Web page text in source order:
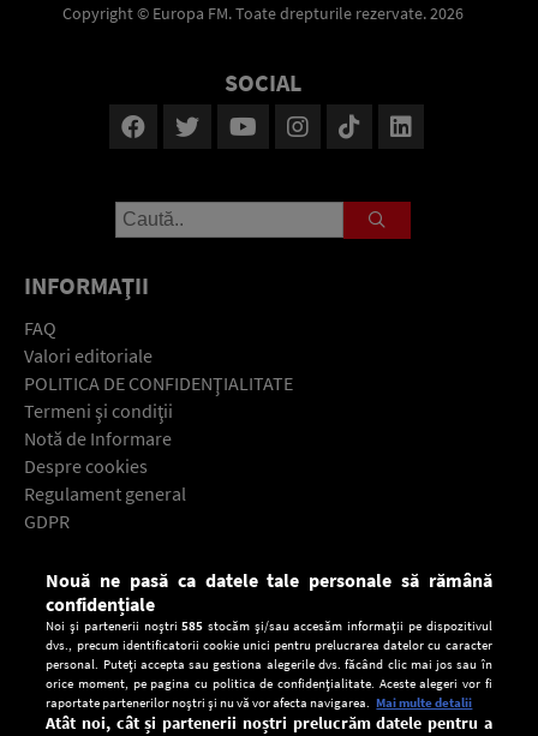
Copyright © Europa FM. Toate drepturile rezervate. 2026
SOCIAL
INFORMAŢII
FAQ
Valori editoriale
POLITICA DE CONFIDENŢIALITATE
Termeni şi condiţii
Notă de Informare
Despre cookies
Regulament general
GDPR
Descarcă gratuit aplicaţia Europa FM pentru smartphone:
Nouă ne pasă ca datele tale personale să rămână
confidențiale
Noi și partenerii noștri585 stocăm și/sau accesăm informații pe dispozitivul
dvs., precum identificatorii cookie unici pentru prelucrarea datelor cu caracter
personal. Puteți accepta sau gestiona alegerile dvs. făcând clic mai jos sau în
orice moment, pe pagina cu politica de confidențialitate. Aceste alegeri vor fi
raportate partenerilor noștri și nu vă vor afecta navigarea. Mai multe detalii
Atât noi, cât și partenerii noștri prelucrăm datele pentru a